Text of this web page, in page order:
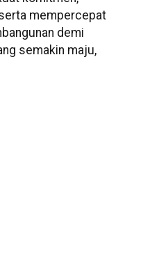
mempercepat
demi
semakin maju,